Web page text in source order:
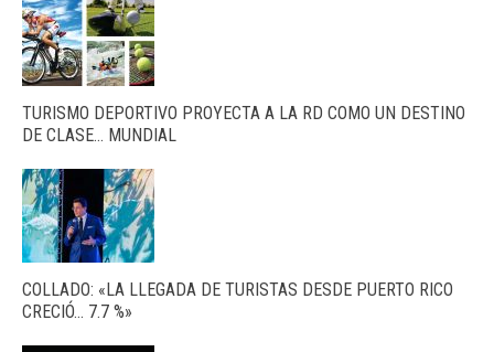
TURISMO DEPORTIVO PROYECTA A LA RD COMO UN DESTINO
DE CLASE… MUNDIAL
COLLADO: «LA LLEGADA DE TURISTAS DESDE PUERTO RICO
CRECIÓ… 7.7 %»